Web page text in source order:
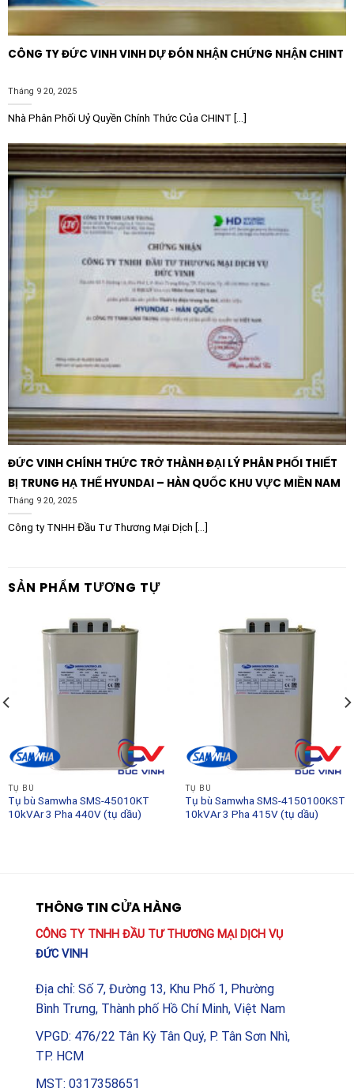
CÔNG TY ĐỨC VINH VINH DỰ ĐÓN NHẬN CHỨNG NHẬN CHINT
Tháng 9 20, 2025
Nhà Phân Phối Uỷ Quyền Chính Thức Của CHINT [...]
ĐỨC VINH CHÍNH THỨC TRỞ THÀNH ĐẠI LÝ PHÂN PHỐI THIẾT
BỊ TRUNG HẠ THẾ HYUNDAI – HÀN QUỐC KHU VỰC MIỀN NAM
Tháng 9 20, 2025
Công ty TNHH Đầu Tư Thương Mại Dịch [...]
SẢN PHẨM TƯƠNG TỰ
TỤ BÙ
Tụ bù Samwha SMS-45010KT
10kVAr 3 Pha 440V (tụ dầu)
TỤ BÙ
Tụ bù Samwha SMS-4150100KST
10kVAr 3 Pha 415V (tụ dầu)
THÔNG TIN CỬA HÀNG
CÔNG TY TNHH ĐẦU TƯ THƯƠNG MẠI DỊCH VỤ
ĐỨC VINH
Địa chỉ: Số 7, Đường 13, Khu Phố 1, Phường
Bình Trưng, Thành phố Hồ Chí Minh, Việt Nam
VPGD: 476/22 Tân Kỳ Tân Quý, P. Tân Sơn Nhì,
TP. HCM
MST: 0317358651